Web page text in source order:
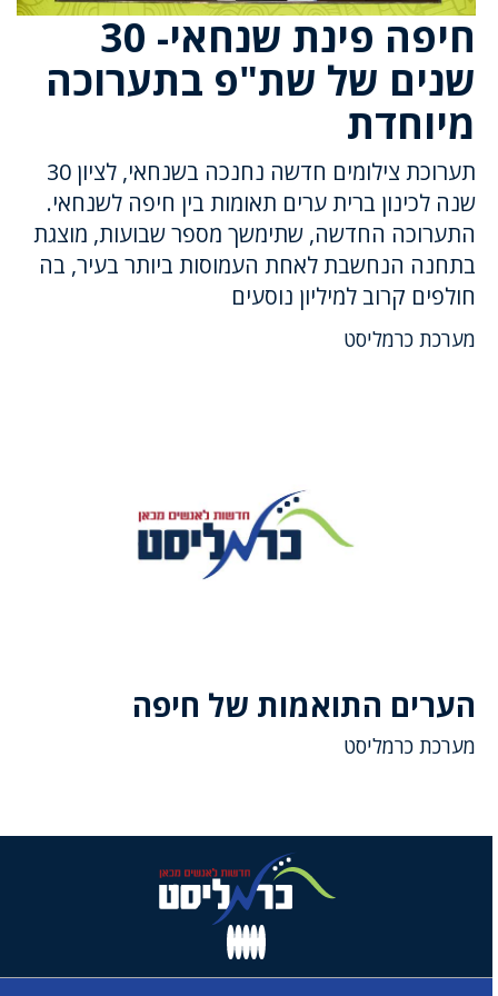
חיפה פינת שנחאי- 30
שנים של שת"פ בתערוכה
מיוחדת
תערוכת צילומים חדשה נחנכה בשנחאי, לציון 30
שנה לכינון ברית ערים תאומות בין חיפה לשנחאי.
התערוכה החדשה, שתימשך מספר שבועות, מוצגת
בתחנה הנחשבת לאחת העמוסות ביותר בעיר, בה
חולפים קרוב למיליון נוסעים
מערכת כרמליסט
הערים התואמות של חיפה
מערכת כרמליסט